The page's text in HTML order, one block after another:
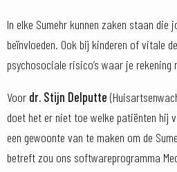
In elke Sumehr kunnen zaken staan die
beïnvloeden. Ook bij kinderen of vitale
psychosociale risico’s waar je rekening
Voor dr. Stijn Delputte
doet het er niet toe welke patiënten hij
een gewoonte van te maken om de
betreft zou ons softwareprogramma